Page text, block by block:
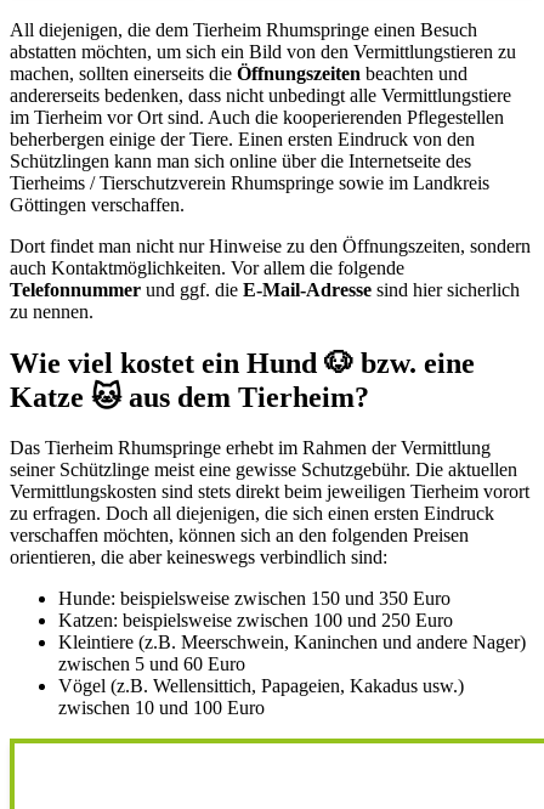
All diejenigen, die dem Tierheim Rhumspringe einen Besuch
abstatten möchten, um sich ein Bild von den Vermittlungstieren zu
machen, sollten einerseits die Öffnungszeiten beachten und
andererseits bedenken, dass nicht unbedingt alle Vermittlungstiere
im Tierheim vor Ort sind. Auch die kooperierenden Pflegestellen
beherbergen einige der Tiere. Einen ersten Eindruck von den
Schützlingen kann man sich online über die Internetseite des
Tierheims / Tierschutzverein Rhumspringe sowie im Landkreis
Göttingen verschaffen.
Dort findet man nicht nur Hinweise zu den Öffnungszeiten, sondern
auch Kontaktmöglichkeiten. Vor allem die folgende
Telefonnummer und ggf. die E-Mail-Adresse sind hier sicherlich
zu nennen.
Wie viel kostet ein Hund 🐶 bzw. eine
Katze 🐱 aus dem Tierheim?
Das Tierheim Rhumspringe erhebt im Rahmen der Vermittlung
seiner Schützlinge meist eine gewisse Schutzgebühr. Die aktuellen
Vermittlungskosten sind stets direkt beim jeweiligen Tierheim vorort
zu erfragen. Doch all diejenigen, die sich einen ersten Eindruck
verschaffen möchten, können sich an den folgenden Preisen
orientieren, die aber keineswegs verbindlich sind:
Hunde: beispielsweise zwischen 150 und 350 Euro
Katzen: beispielsweise zwischen 100 und 250 Euro
Kleintiere (z.B. Meerschwein, Kaninchen und andere Nager)
zwischen 5 und 60 Euro
Vögel (z.B. Wellensittich, Papageien, Kakadus usw.)
zwischen 10 und 100 Euro